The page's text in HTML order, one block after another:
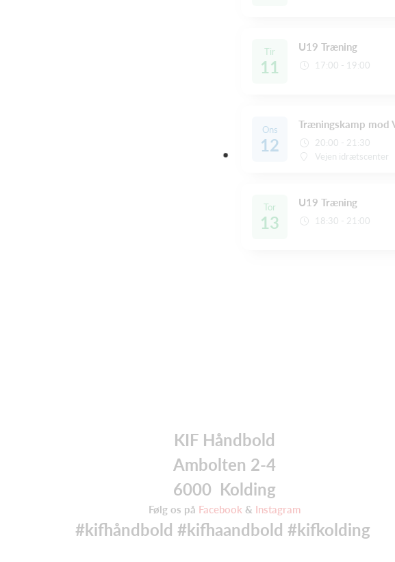
Tir
11
U19 Træning
17:00 - 19:00
Ons
12
Træningskamp mod
20:00 - 21:30
Vejen idrætscenter
Tor
13
U19 Træning
18:30 - 21:00
KIF Håndbold
Ambolten 2-4
6000 Kolding
Følg os på Facebook & Instagram
#kifhåndbold #kifhaandbold #kifkolding